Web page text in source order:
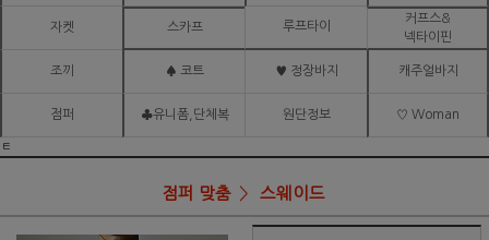
자켓 스카프 루프타이
커프스&
넥타이핀
조끼 ♠ 코트 ♥ 정장바지 캐주얼바지
점퍼 ♣유니폼,단체복 원단정보 ♡ Woman
ㅌ
점퍼 맞춤 스웨이드